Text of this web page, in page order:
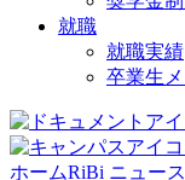
就職
就職実績
卒業生
ホームRiBi ニュース